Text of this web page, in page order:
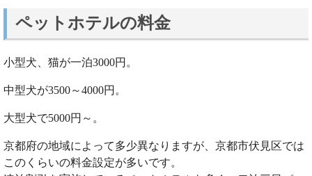
ペットホテルの料金
小型犬、猫が一泊3000円。
中型犬が3500～4000円。
大型犬で5000円～。
京都府の地域によって多少異なりますが、京都市伏見区では
このくらいの料金設定が多いです。